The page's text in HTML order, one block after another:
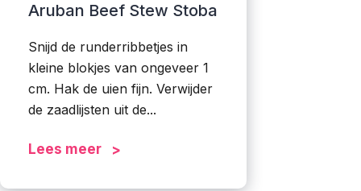
Aruban Beef Stew Stoba
Snijd de runderribbetjes in
kleine blokjes van ongeveer 1
cm. Hak de uien fijn. Verwijder
de zaadlijsten uit de...
Lees meer